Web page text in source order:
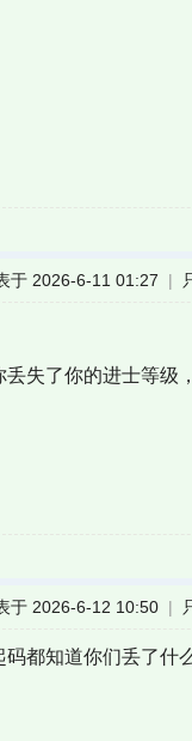
于 2026-6-11 01:27 |
丢失了你的进士等级
于 2026-6-12 10:50 |
码都知道你们丢了什